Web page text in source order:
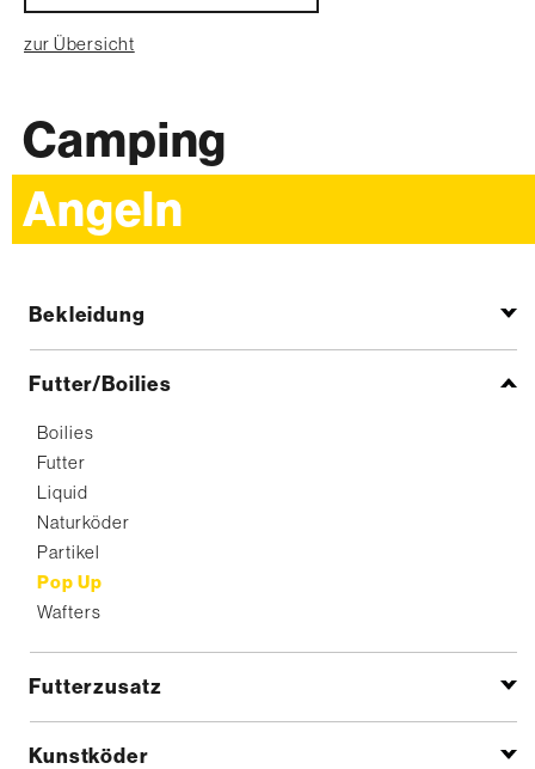
zur Übersicht
Camping
Angeln
Bekleidung
Futter/Boilies
Boilies
Futter
Liquid
Naturköder
Partikel
Pop Up
Wafters
Futterzusatz
Kunstköder